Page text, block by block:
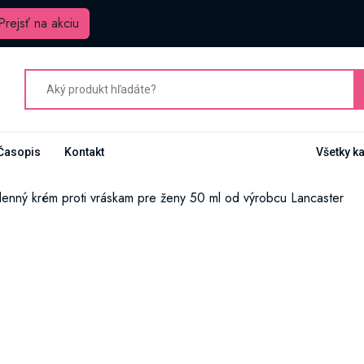
na akciu
Kontakt Všetky
krém proti vráskam pre ženy 50 ml od výrobcu Lancaster